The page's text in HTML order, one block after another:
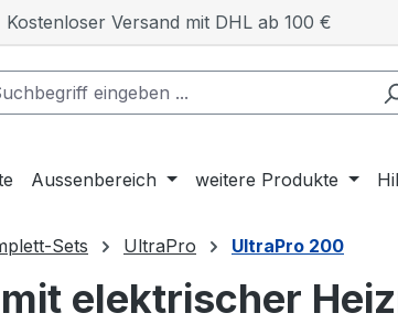
Kostenloser Versand mit DHL ab 100 €
Aussenbereich weitere Produkte
Sets UltraPro UltraPro 200
elektrischer